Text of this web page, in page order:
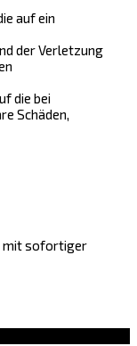
auf ein
der Verletzung
die bei
Schäden,
mit sofortiger